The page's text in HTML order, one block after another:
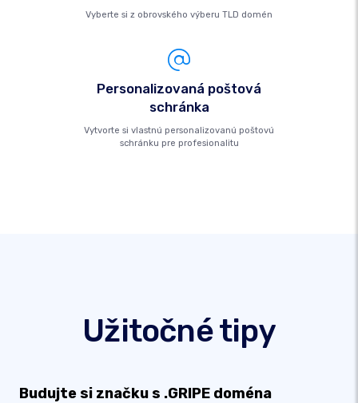
Vyberte si z obrovského výberu TLD domén
Personalizovaná poštová
schránka
Vytvorte si vlastnú personalizovanú poštovú
schránku pre profesionalitu
Užitočné tipy
Budujte si značku s .GRIPE doména